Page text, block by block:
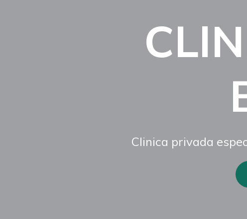
Clinica privada